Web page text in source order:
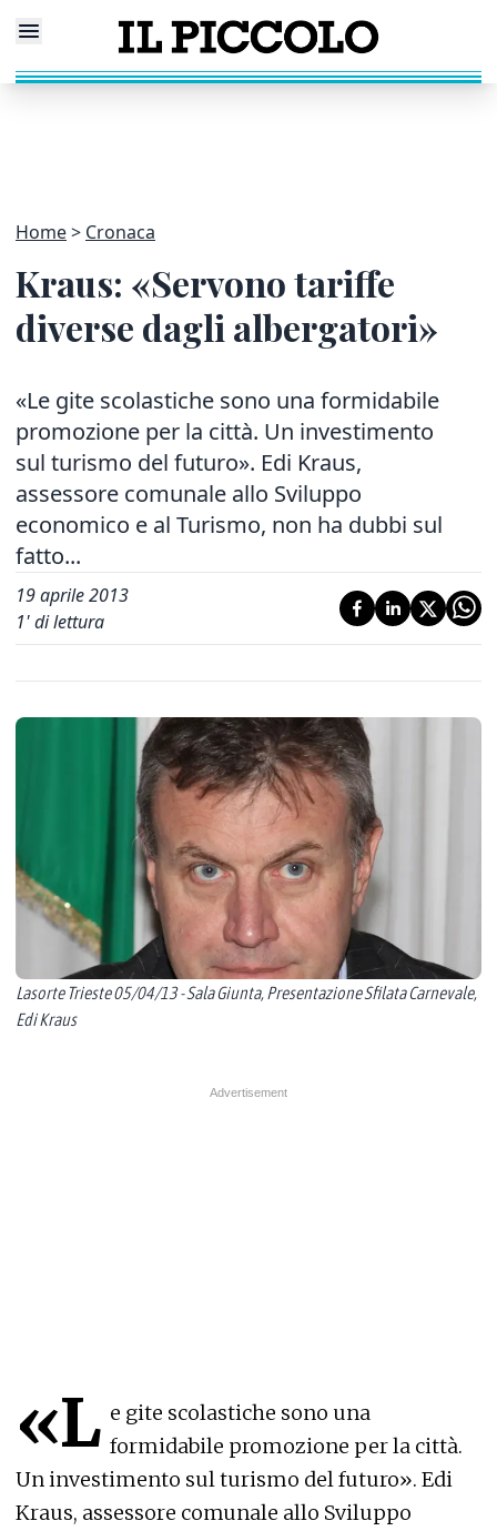
Home Cronaca
Kraus: «Servono tariffe
diverse dagli albergatori»
«Le gite scolastiche sono una formidabile
promozione per la città. Un investimento
sul turismo del futuro». Edi Kraus,
assessore comunale allo Sviluppo
economico e al Turismo, non ha dubbi sul
fatto...
19 aprile 2013
1' di lettura
Lasorte Trieste 05/04/13 - Sala Giunta, Presentazione Sfilata Carnevale,
Edi Kraus
«L e gite scolastiche sono una
formidabile promozione per la città.
Un investimento sul turismo del futuro». Edi
Kraus, assessore comunale allo Sviluppo